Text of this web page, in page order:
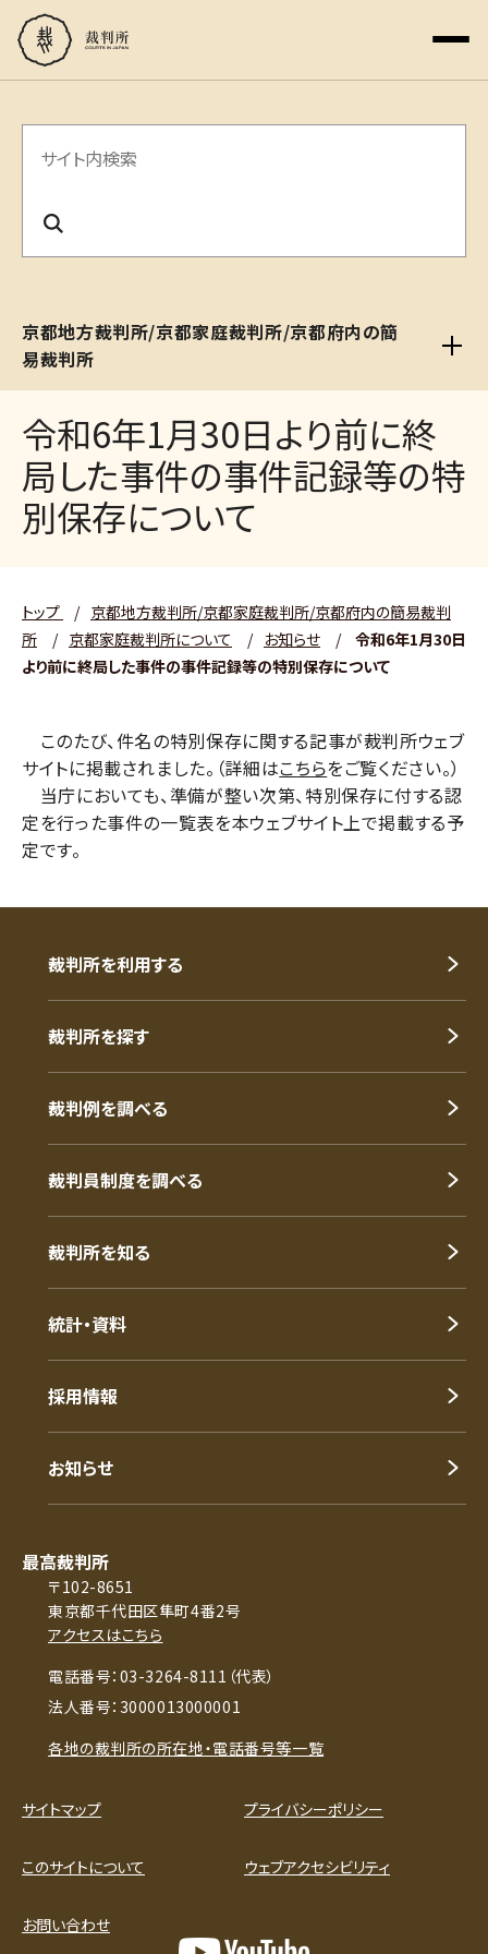
サ
内
索
京都地方裁判所/京都家庭裁判所/京都府内の簡
易裁判所
令和6年1月30日より前に終
局した事件の事件記録等の特
別保存について
トップ / 京都地方裁判所/京都家庭裁判所/京都府内の簡易裁判
所
/ 京都家庭裁判所について / お知らせ /
令和6年1月30日
より前に終局した事件の事件記録等の特別保存について
このたび、件名の特別保存に関する記事が裁判所ウェブ
サイトに掲載されました。（詳細はこちらをご覧ください。）
当庁においても、準備が整い次第、特別保存に付する認
定を行った事件の一覧表を本ウェブサイト上で掲載する予
定です。
裁判所を利用する
裁判所を探す
裁判例を調べる
裁判員制度を調べる
裁判所を知る
統計・資料
採用情報
お知らせ
最高裁判所
〒102-8651
東京都千代田区隼町4番2号
アクセスはこちら
電話番号：03-3264-8111（代表）
法人番号：3000013000001
各地の裁判所の所在地・電話番号等一覧
サイトマップ プライバシーポリシー
このサイトについて ウェブアクセシビリティ
お問い合わせ